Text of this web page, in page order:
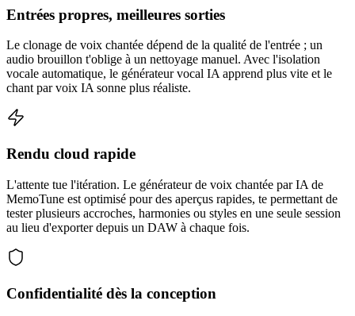
Entrées propres, meilleures sorties
Le clonage de voix chantée dépend de la qualité de l'entrée ; un
audio brouillon t'oblige à un nettoyage manuel. Avec l'isolation
vocale automatique, le générateur vocal IA apprend plus vite et le
chant par voix IA sonne plus réaliste.
Rendu cloud rapide
L'attente tue l'itération. Le générateur de voix chantée par IA de
MemoTune est optimisé pour des aperçus rapides, te permettant de
tester plusieurs accroches, harmonies ou styles en une seule session
au lieu d'exporter depuis un DAW à chaque fois.
Confidentialité dès la conception